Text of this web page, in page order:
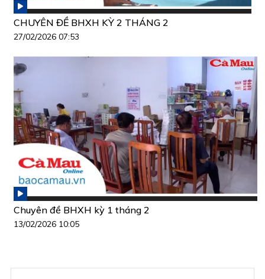
CHUYÊN ĐỀ BHXH KỲ 2 THÁNG 2
27/02/2026 07:53
Chuyên đề BHXH kỳ 1 tháng 2
13/02/2026 10:05